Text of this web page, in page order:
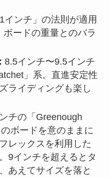
インチ」の法則が適用
ードの重量とのバラ
8.5インチ〜9.5インチ
」系。直進安定性
ライディングも楽し
チの「Greenough
ボードを意のままに
レックスを利用した
9インチを超えるとタ
あえてサイズを落と